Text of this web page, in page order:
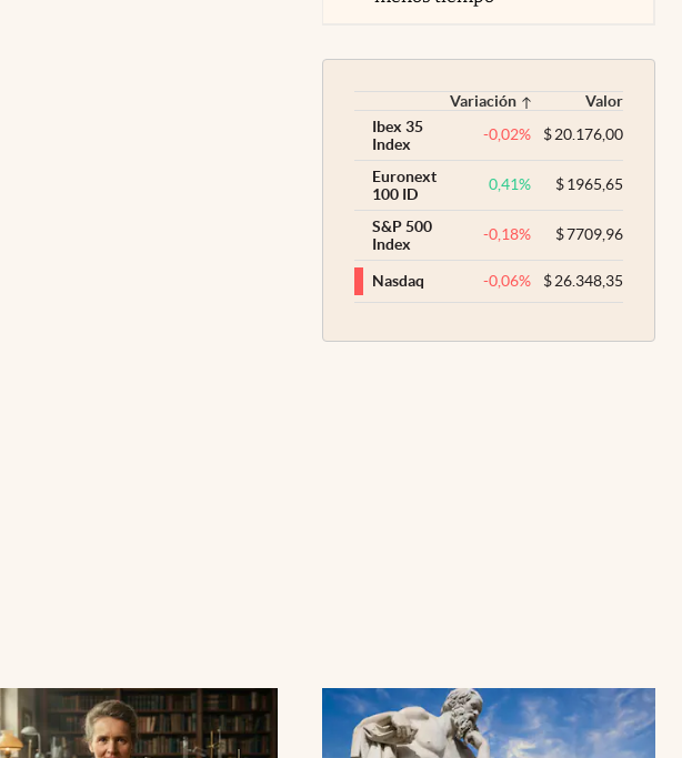
Variación
Valor
Ibex 35
Index
-0,02% $20.176,00
Euronext
100 ID
0,41% $1965,65
S&P 500
Index
-0,18% $7709,96
Nasdaq -0,06% $26.348,35